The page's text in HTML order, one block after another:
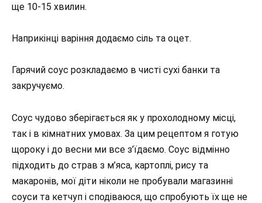
ще 10-15 хвилин.
Наприкінці варіння додаємо сіль та оцет.
Гарячий соус розкладаємо в чисті сухі банки та
закручуємо.
Соус чудово зберігається як у прохолодному місці,
так і в кімнатних умовах. За цим рецептом я готую
щороку і до весни ми все з’їдаємо. Соус відмінно
підходить до страв з м’яса, картоплі, рису та
макаронів, мої діти ніколи не пробували магазинні
соуси та кетчуп і сподіваюся, що спробують їх ще не